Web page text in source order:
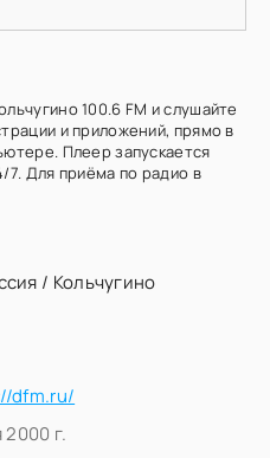
100.6 FM и слушайте
и приложений, прямо в
Плеер запускается
Для приёма по радио в
/ Кольчугино
dfm.ru/
2000 г.